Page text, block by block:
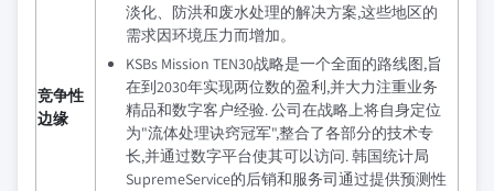
竞争性
边缘
淡化、防洪和废水处理的解决方案,这些地区的
需求因环境压力而增加。
KSBs Mission TEN30战略是一个全面的路线图,旨
在到2030年实现两位数的盈利,并大力注重业务
精品和数字客户经验. 公司在战略上将自身定位
为"流体处理诀窍冠军",整合了各部分的技术专
长,并通过数字平台使其可以访问. 韩国统计局
SupremeService的后销和服务司通过提供预测性